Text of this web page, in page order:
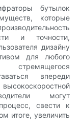
бутылок
которые
и точности,
дизайну
для любого
стремящегося
впереди
могут
свести к
итоге, увеличить